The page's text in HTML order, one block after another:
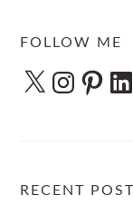
FOLLOW ME
X Instagram
RECENT